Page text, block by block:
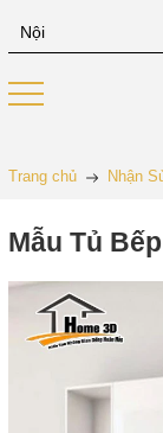
Trang chủ Nhận
Mẫu Tủ